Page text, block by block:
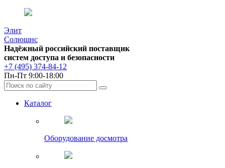
Элит
Солюшнс
Надёжный российский поставщик
систем доступа и безопасности
+7 (495) 374-84-12
Пн-Пт 9:00-18:00
Каталог
Оборудование досмотра